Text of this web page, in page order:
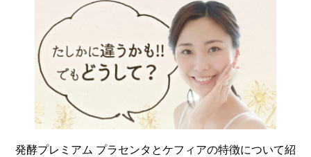
発酵プレミアム プラセンタとケフィアの特徴について紹